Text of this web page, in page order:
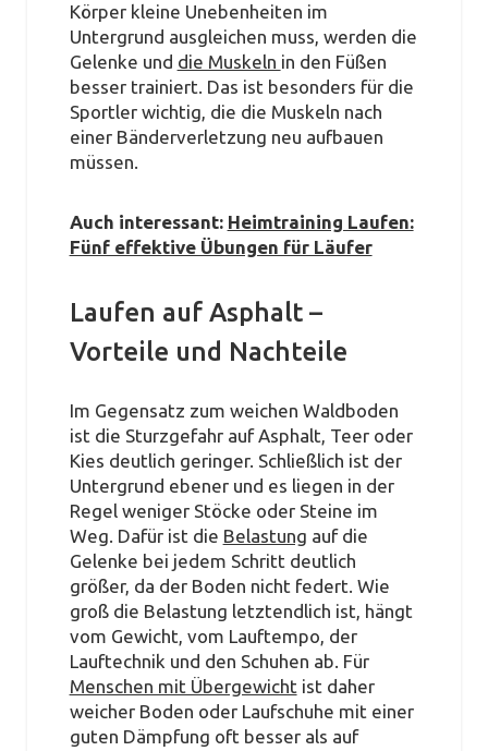
Körper kleine Unebenheiten im
Untergrund ausgleichen muss, werden die
Gelenke und die Muskeln in den Füßen
besser trainiert. Das ist besonders für die
Sportler wichtig, die die Muskeln nach
einer Bänderverletzung neu aufbauen
müssen.
Auch interessant: Heimtraining Laufen:
Fünf effektive Übungen für Läufer
Laufen auf Asphalt –
Vorteile und Nachteile
Im Gegensatz zum weichen Waldboden
ist die Sturzgefahr auf Asphalt, Teer oder
Kies deutlich geringer. Schließlich ist der
Untergrund ebener und es liegen in der
Regel weniger Stöcke oder Steine im
Weg. Dafür ist die Belastung auf die
Gelenke bei jedem Schritt deutlich
größer, da der Boden nicht federt. Wie
groß die Belastung letztendlich ist, hängt
vom Gewicht, vom Lauftempo, der
Lauftechnik und den Schuhen ab. Für
Menschen mit Übergewicht ist daher
weicher Boden oder Laufschuhe mit einer
guten Dämpfung oft besser als auf